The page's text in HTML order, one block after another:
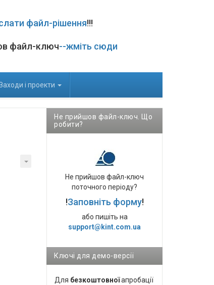
файл-рішення!!!
файл-ключ--жміть сюди
і проекти
Не прийшов файл-ключ. Що
робити?
Не прийшов файл-ключ
поточного періоду?
!Заповніть форму!
або пишіть на
support@kint.com.ua
Ключі для демо-версії
Для безкоштовноїапробації